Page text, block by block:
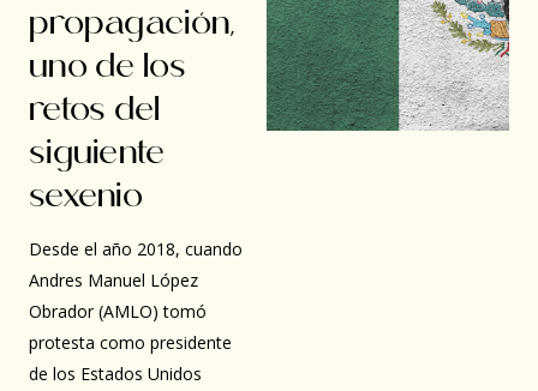
propagación,
uno de los
retos del
siguiente
sexenio
Desde el año 2018, cuando
Andres Manuel López
Obrador (AMLO) tomó
protesta como presidente
de los Estados Unidos